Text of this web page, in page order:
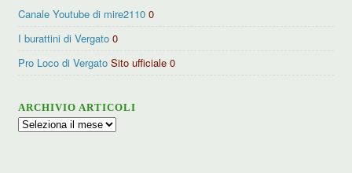
Canale Youtube di mire2110 0
I burattini di Vergato 0
Pro Loco di Vergato Sito ufficiale 0
ARCHIVIO ARTICOLI
Archivio